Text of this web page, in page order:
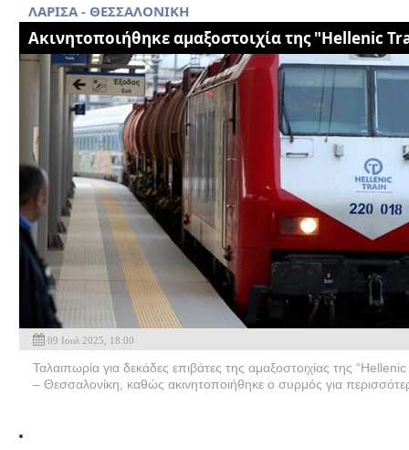
ΛΑΡΙΣΑ - ΘΕΣΣΑΛΟΝΙΚΗ
Ακινητοποιήθηκε αμαξοστοιχία της "Hellenic
09 Ιουλ 2025, 18:00
Ταλαιπωρία για δεκάδες επιβάτες της αμαξοστοιχίας της
– Θεσσαλονίκη, καθώς ακινητοποιήθηκε ο συρμός για